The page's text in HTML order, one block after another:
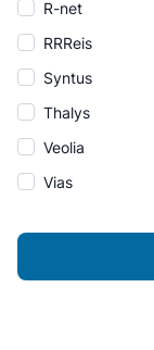
R-net
RRReis
Syntus
Thalys
Veolia
Vias